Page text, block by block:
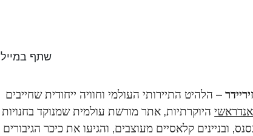
שתף במייל
– הלהיט התיירותי העולמי וחוויה ייחודית שחייבים
היוקרתיות, אתר מורשת עולמית שמנוקד בחנויות
ובניינים קלאסיים מעוצבים, והגיעו את כיכר הגיבורים